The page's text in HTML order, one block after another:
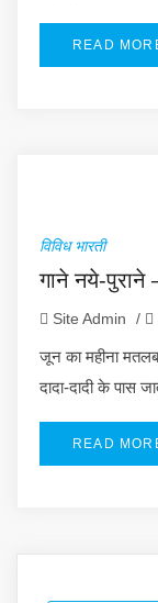
READ
विविध भारती
गाने नये-पुराने
Site Admin /
जून का महीना
दादा-दादी के पास
READ